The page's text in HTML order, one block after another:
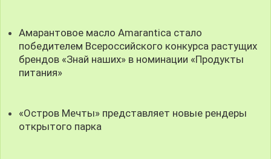
Амарантовое масло Amarantica стало
победителем Всероссийского конкурса растущих
брендов «Знай наших» в номинации «Продукты
питания»
«Остров Мечты» представляет новые рендеры
открытого парка